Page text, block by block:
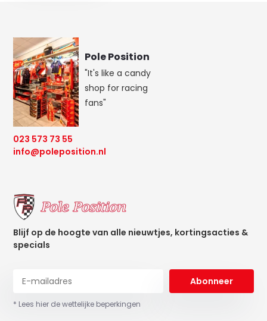
Pole Position
"It's like a candy
shop for racing
fans"
023 573 73 55
info@poleposition.nl
Blijf op de hoogte van alle nieuwtjes, kortingsacties &
specials
Abonneer
* Lees hier de wettelijke beperkingen